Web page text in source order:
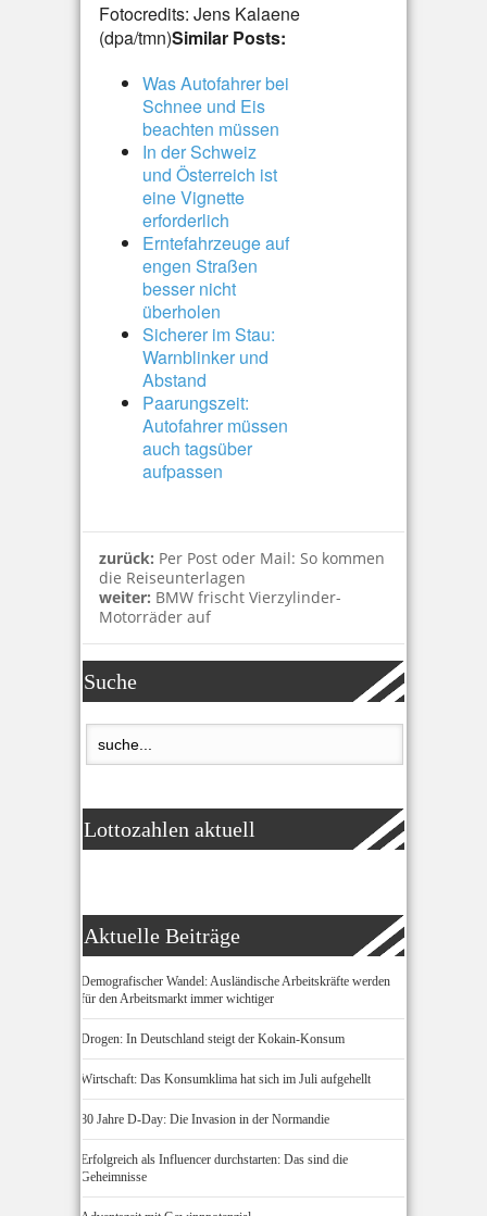
Fotocredits: Jens Kalaene
(dpa/tmn)Similar Posts:
Was Autofahrer bei
Schnee und Eis
beachten müssen
In der Schweiz
und Österreich ist
eine Vignette
erforderlich
Erntefahrzeuge auf
engen Straßen
besser nicht
überholen
Sicherer im Stau:
Warnblinker und
Abstand
Paarungszeit:
Autofahrer müssen
auch tagsüber
aufpassen
zurück: Per Post oder Mail: So kommen
die Reiseunterlagen
weiter: BMW frischt Vierzylinder-
Motorräder auf
Suche
Lottozahlen aktuell
Aktuelle Beiträge
Demografischer Wandel: Ausländische Arbeitskräfte werden
für den Arbeitsmarkt immer wichtiger
Drogen: In Deutschland steigt der Kokain-Konsum
Wirtschaft: Das Konsumklima hat sich im Juli aufgehellt
80 Jahre D-Day: Die Invasion in der Normandie
Erfolgreich als Influencer durchstarten: Das sind die
Geheimnisse